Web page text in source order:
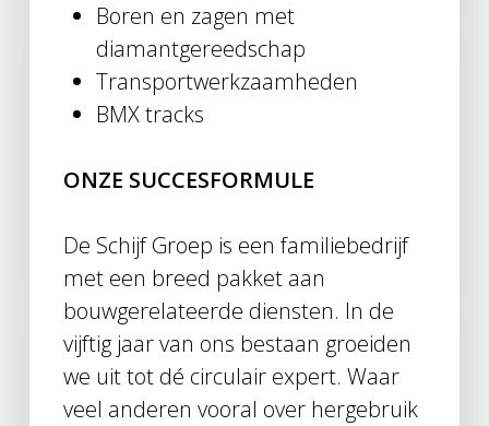
Boren en zagen met
diamantgereedschap
Transportwerkzaamheden
BMX tracks
ONZE SUCCESFORMULE
De Schijf Groep is een familiebedrijf
met een breed pakket aan
bouwgerelateerde diensten. In de
vijftig jaar van ons bestaan groeiden
we uit tot dé circulair expert. Waar
veel anderen vooral over hergebruik